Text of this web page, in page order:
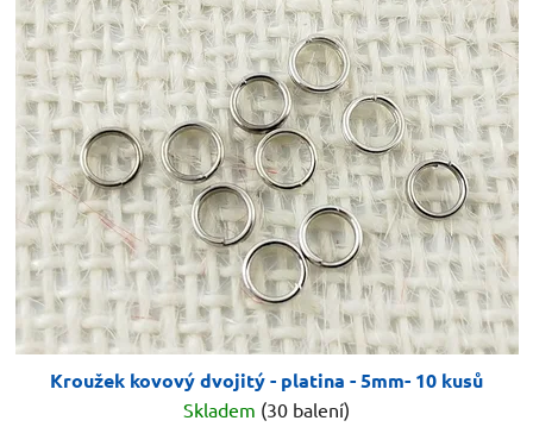
Kroužek kovový dvojitý - platina - 5mm- 10 kusů
Skladem (30 balení)